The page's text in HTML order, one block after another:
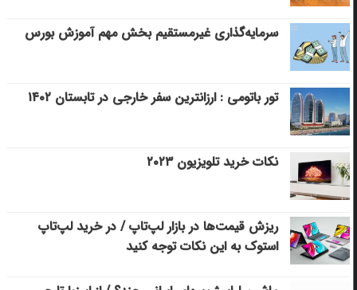
سرمایه‌گذاری غیرمستقیم بخش مهم آموزش بورس
تور باتومی : ارزانترین سفر خارجی در تابستان ۱۴۰۲
نکات خرید تلویزیون ۲۰۲۳
ریزش قیمت‌ها در بازار لپ‌تاپ / در خرید لپ‌تاپ
استوک به این نکات توجه کنید